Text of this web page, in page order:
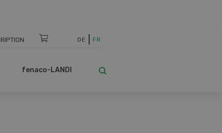
DE FR
fenaco-LANDI